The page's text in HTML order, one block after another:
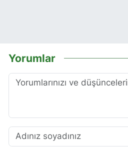
Yorumlar